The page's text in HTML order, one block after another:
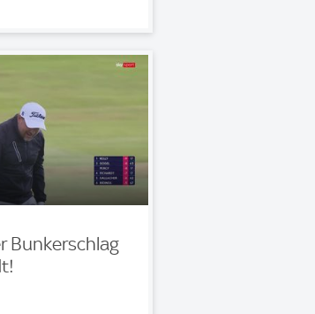
Bunkerschlag